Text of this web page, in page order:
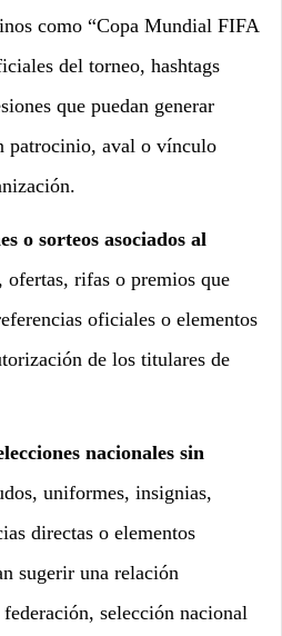
como “Copa Mundial FIFA
del torneo, hashtags
que puedan generar
patrocinio, aval o vínculo
o sorteos asociados al
ofertas, rifas o premios que
oficiales o elementos
de los titulares de
nacionales sin
uniformes, insignias,
directas o elementos
sugerir una relación
selección nacional